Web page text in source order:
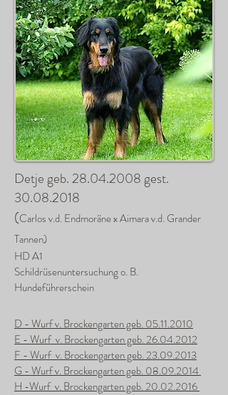
Detje geb.28.04.2008gest.
30.08.2018
(Carlos v.d. Endmoräne x Aimara v.d. Grander
Tannen)
HD A1
Schildrüsenuntersuchung o. B.
Hundeführerschein
D - Wurf v. Brockengarten geb. 05.11.2010
E - Wurf v. Brockengarten geb. 26.04.2012
F - Wurf v. Brockengarten geb. 23.09.2013
G - Wurf v. Brockengarten geb. 08.09.2014
H -Wurf v. Brockengarten geb. 20.02.2016